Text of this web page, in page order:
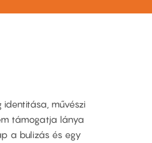
identitása, művészi
támogatja lánya
a bulizás és egy